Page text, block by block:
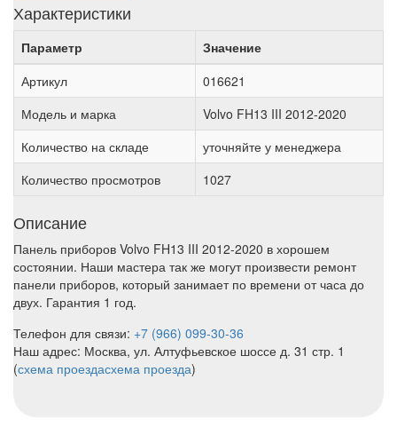
Характеристики
Параметр
Значение
Артикул
016621
Модель и марка
Volvo FH13 III 2012-2020
Количество на складе
уточняйте у менеджера
Количество просмотров
1027
Описание
Панель приборов Volvo FH13 III 2012-2020 в хорошем
состоянии. Наши мастера так же могут произвести ремонт
панели приборов, который занимает по времени от часа до
двух. Гарантия 1 год.
Телефон для связи: +7 (966) 099-30-36
Наш адрес: Москва, ул. Алтуфьевское шоссе д. 31 стр. 1
(схема проездасхема проезда)